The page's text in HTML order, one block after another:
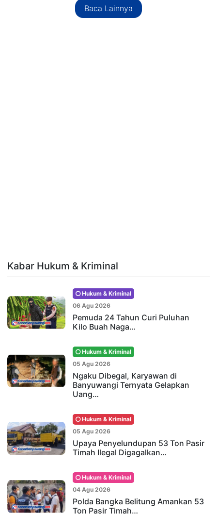
Baca Lainnya
Kabar Hukum & Kriminal
Hukum & Kriminal
06 Agu 2026
Pemuda 24 Tahun Curi Puluhan
Kilo Buah Naga…
Hukum & Kriminal
05 Agu 2026
Ngaku Dibegal, Karyawan di
Banyuwangi Ternyata Gelapkan
Uang…
Hukum & Kriminal
05 Agu 2026
Upaya Penyelundupan 53 Ton Pasir
Timah Ilegal Digagalkan…
Hukum & Kriminal
04 Agu 2026
Polda Bangka Belitung Amankan 53
Ton Pasir Timah…